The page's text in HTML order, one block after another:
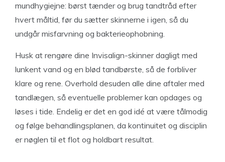
mundhygiejne: børst tænder og brug tandtråd efter
hvert måltid, før du sætter skinnerne i igen, så du
undgår misfarvning og bakterieophobning.
Husk at rengøre dine Invisalign-skinner dagligt med
lunkent vand og en blød tandbørste, så de forbliver
klare og rene. Overhold desuden alle dine aftaler med
tandlægen, så eventuelle problemer kan opdages og
løses i tide. Endelig er det en god idé at være tålmodig
og følge behandlingsplanen, da kontinuitet og disciplin
er nøglen til et flot og holdbart resultat.